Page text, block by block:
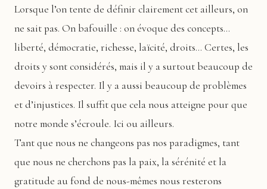
Lorsque l’on tente de définir clairement cet ailleurs, on
ne sait pas. On bafouille : on évoque des concepts…
liberté, démocratie, richesse, laïcité, droits… Certes, les
droits y sont considérés, mais il y a surtout beaucoup de
devoirs à respecter. Il y a aussi beaucoup de problèmes
et d’injustices. Il suffit que cela nous atteigne pour que
notre monde s’écroule. Ici ou ailleurs.
Tant que nous ne changeons pas nos paradigmes, tant
que nous ne cherchons pas la paix, la sérénité et la
gratitude au fond de nous-mêmes nous resterons